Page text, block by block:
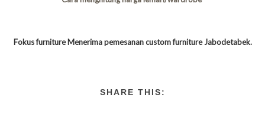
Fokus furniture Menerima pemesanan custom furniture Jabodetabek.
SHARE THIS: